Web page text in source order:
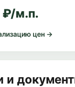
₽/м.п.
цен →
и